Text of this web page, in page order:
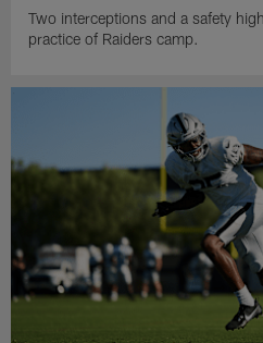
Two interceptions and a safety
practice of Raiders camp.